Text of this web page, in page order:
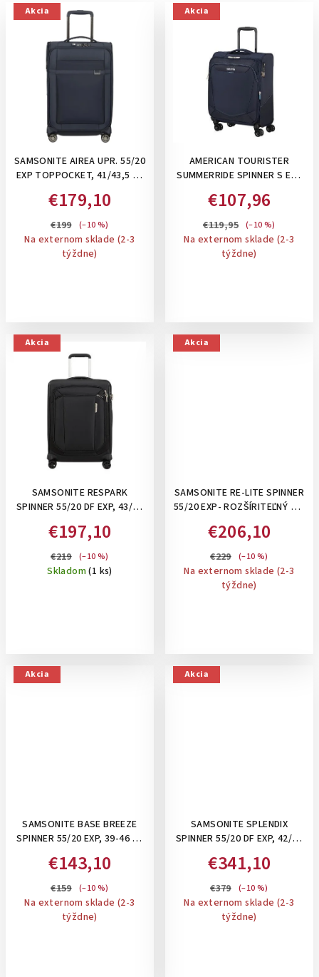
Akcia
SAMSONITE AIREA UPR. 55/20
EXP TOPPOCKET, 41/43,5 L -
KOLIESKACH, ROZŠÍRITEĽNÝ:
STRICT DARK BLUE
€179,10
€199 (–10 %)
Na externom sklade (2-3
týždne)
Akcia
AMERICAN TOURISTER
SUMMERRIDE SPINNER S EXP
KUFOR, ROZŠÍRITEĽNÝ: NAVY
€107,96
€119,95 (–10 %)
Na externom sklade (2-3
týždne)
Akcia
SAMSONITE RESPARK
SPINNER 55/20 DF EXP, 43/49
KOLIESKACH, ROZŠÍRITEĽNÝ:
OZONE BLACK
€197,10
€219 (–10 %)
Skladom(1 ks)
Akcia
SAMSONITE RE-LITE SPINNER
55/20 EXP- ROZŠÍRITEĽNÝ 39-
BALIACE KOCKY A
PERSONIFIKAČNÉ NÁLEPKY V
CENE: POPPY RED
€206,10
€229 (–10 %)
Na externom sklade (2-3
týždne)
Akcia
SAMSONITE BASE BREEZE
SPINNER 55/20 EXP, 39-46 L -
ROZŠÍRITEĽNÝ: DARK GREEN
€143,10
€159 (–10 %)
Na externom sklade (2-3
týždne)
Akcia
SAMSONITE SPLENDIX
SPINNER 55/20 DF EXP, 42/48
KOLIESKACH, ROZŠÍRITEĽNÝ:
GREEN/BLACK
€341,10
€379 (–10 %)
Na externom sklade (2-3
týždne)